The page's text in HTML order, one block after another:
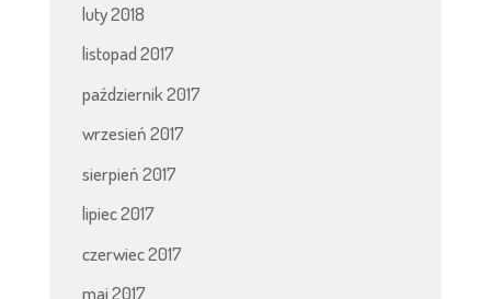
luty 2018
listopad 2017
październik 2017
wrzesień 2017
sierpień 2017
lipiec 2017
czerwiec 2017
maj 2017